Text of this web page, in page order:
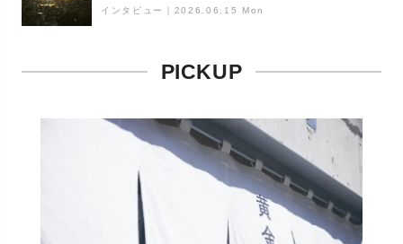
ケープ
インタビュー 2026.06.15 Mon
PICKUP